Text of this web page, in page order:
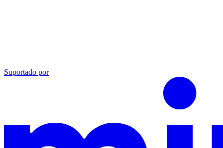
Suportado por